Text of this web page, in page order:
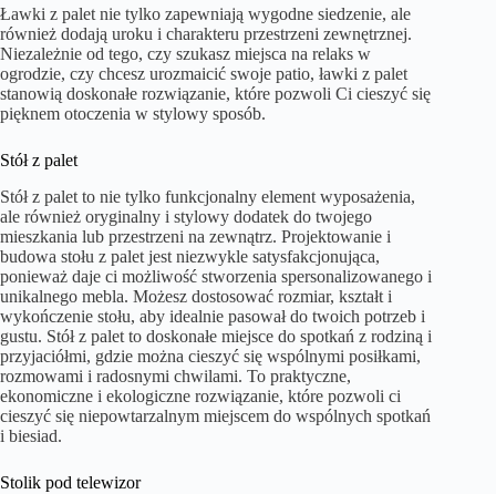
Ławki z palet nie tylko zapewniają wygodne siedzenie, ale
również dodają uroku i charakteru przestrzeni zewnętrznej.
Niezależnie od tego, czy szukasz miejsca na relaks w
ogrodzie, czy chcesz urozmaicić swoje patio, ławki z palet
stanowią doskonałe rozwiązanie, które pozwoli Ci cieszyć się
pięknem otoczenia w stylowy sposób.
Stół z palet
Stół z palet to nie tylko funkcjonalny element wyposażenia,
ale również oryginalny i stylowy dodatek do twojego
mieszkania lub przestrzeni na zewnątrz. Projektowanie i
budowa stołu z palet jest niezwykle satysfakcjonująca,
ponieważ daje ci możliwość stworzenia spersonalizowanego i
unikalnego mebla. Możesz dostosować rozmiar, kształt i
wykończenie stołu, aby idealnie pasował do twoich potrzeb i
gustu. Stół z palet to doskonałe miejsce do spotkań z rodziną i
przyjaciółmi, gdzie można cieszyć się wspólnymi posiłkami,
rozmowami i radosnymi chwilami. To praktyczne,
ekonomiczne i ekologiczne rozwiązanie, które pozwoli ci
cieszyć się niepowtarzalnym miejscem do wspólnych spotkań
i biesiad.
Stolik pod telewizor